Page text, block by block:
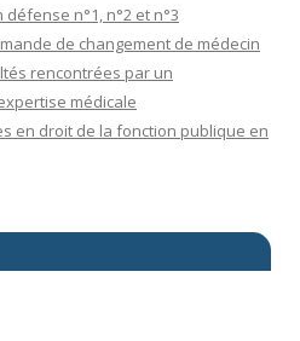
n°1, n°2 et n°3
de changement de médecin
rencontrées par un
médicale
en droit de la fonction publique en